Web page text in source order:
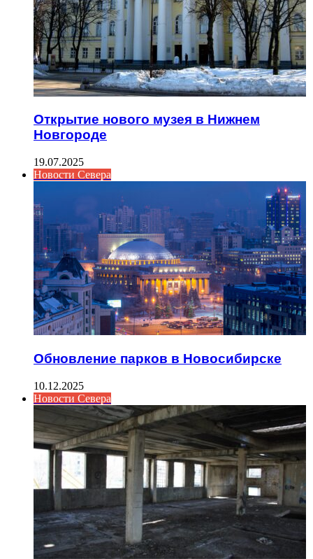
Открытие нового музея в Нижнем
Новгороде
19.07.2025
Новости Севера
Обновление парков в Новосибирске
10.12.2025
Новости Севера